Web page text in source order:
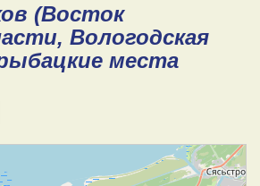
(Восток
Вологодская
места